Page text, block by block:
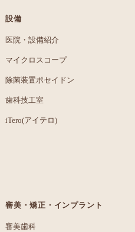
設備
医院・設備紹介
マイクロスコープ
除菌装置ポセイドン
歯科技工室
iTero(アイテロ)
審美・矯正・インプラント
審美歯科